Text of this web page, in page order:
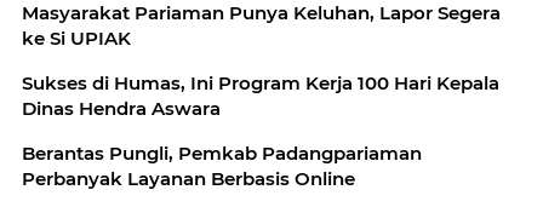
Masyarakat Pariaman Punya Keluhan, Lapor Segera
ke Si UPIAK
Sukses di Humas, Ini Program Kerja 100 Hari Kepala
Dinas Hendra Aswara
Berantas Pungli, Pemkab Padangpariaman
Perbanyak Layanan Berbasis Online